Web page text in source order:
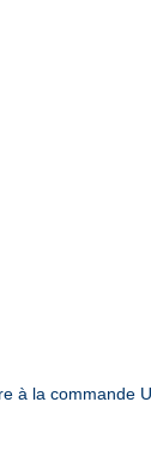
à la commande